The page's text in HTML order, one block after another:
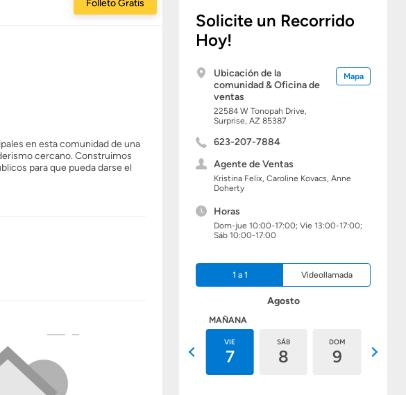
Solicite un Recorrido
Hoy!
Ubicación de la
comunidad & Oficina de
ventas
22584 W Tonopah Drive,
Surprise, AZ 85387
Mapa
623-207-7884
Agente de Ventas
Kristina Felix, Caroline Kovacs, Anne
Doherty
Horas
Dom-jue 10:00-17:00; Vie 13:00-17:00;
Sáb 10:00-17:00
1 a 1 Videollamada
Agosto
MAÑANA
VIE
7
SÁB
8
DOM
9
Folleto Gratis
en esta comunidad de una
cercano. Construimos
para que pueda darse el